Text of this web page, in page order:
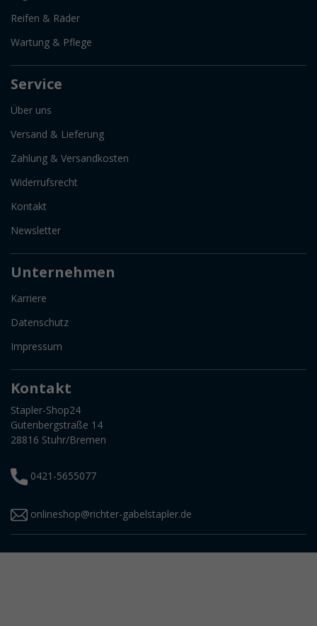
Reifen & Räder
Wartung & Pflege
Service
Über uns
Versand & Lieferung
Zahlung & Versandkosten
Widerrufsrecht
Kontakt
Newsletter
Unternehmen
Karriere
Datenschutz
Impressum
Kontakt
Stapler-Shop24
Gutenbergstraße 14
28816 Stuhr/Bremen
0421-5655077
onlineshop@richter-gabelstapler.de